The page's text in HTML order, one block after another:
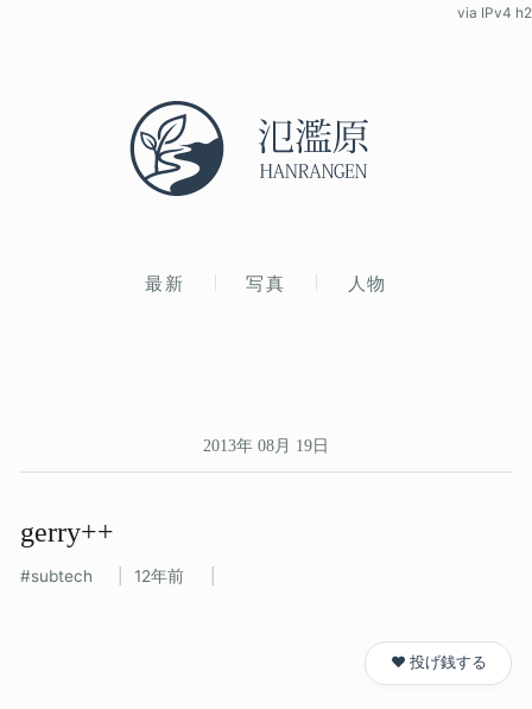
最新 写真 人物
via IPv4 h2
2013年 08月 19日
gerry++
subtech 12年前
❤️ 投げ銭する